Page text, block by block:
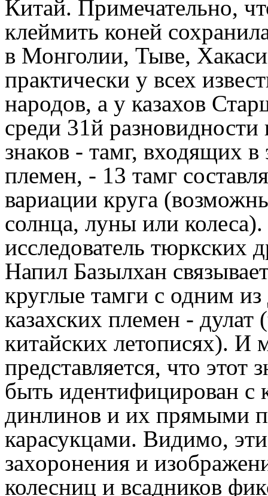
Китай. Примечательно,
клеймить коней
в Монголии, Тыве,
практически у всех
народов, а у казахов
среди 31­й разновидности
знаков - тамг, входящих в
племен, - 13 тамг
вариации круга
солнца, луны или колеса).
исследователь тюркских
Напил Базылхан
круглые тамги с одним
казахских племен - дулат
китайских летописях). И
представляется, что этот
быть идентифицирован с
динлинов и их прямыми
карасукцами. Видимо,
захоронения и
колесниц и всадников